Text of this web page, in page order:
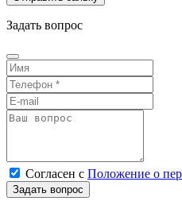
Задать вопрос
Согласен с Положение о